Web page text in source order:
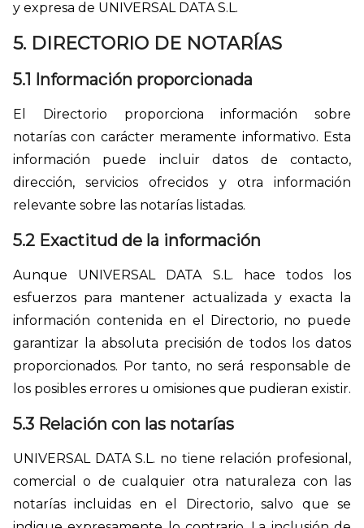
y expresa de UNIVERSAL DATA S.L.
5. DIRECTORIO DE NOTARÍAS
5.1 Información proporcionada
El Directorio proporciona información sobre
notarías con carácter meramente informativo. Esta
información puede incluir datos de contacto,
dirección, servicios ofrecidos y otra información
relevante sobre las notarías listadas.
5.2 Exactitud de la información
Aunque UNIVERSAL DATA S.L. hace todos los
esfuerzos para mantener actualizada y exacta la
información contenida en el Directorio, no puede
garantizar la absoluta precisión de todos los datos
proporcionados. Por tanto, no será responsable de
los posibles errores u omisiones que pudieran existir.
5.3 Relación con las notarías
UNIVERSAL DATA S.L. no tiene relación profesional,
comercial o de cualquier otra naturaleza con las
notarías incluidas en el Directorio, salvo que se